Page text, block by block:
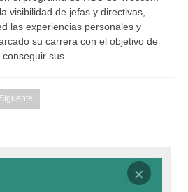
visibilidad de jefas y directivas,
las experiencias personales y
su carrera con el objetivo de
sus
Siguente